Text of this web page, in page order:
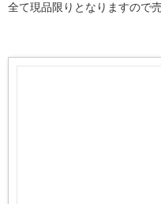
全て現品限りとなりますので